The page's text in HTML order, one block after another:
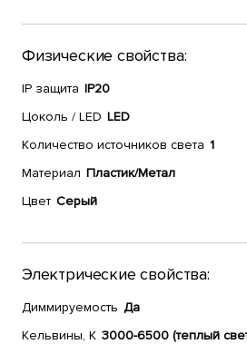
Физические свойства:
IP защита IP20
Цоколь / LED LED
Количество источников света 1
Материал Пластик/Метал
Цвет Серый
Электрические свойства:
Диммируемость Да
Кельвины, К 3000-6500 (теплый